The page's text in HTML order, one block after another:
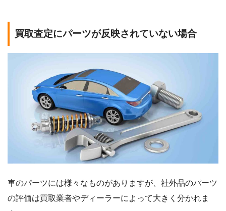
買取査定にパーツが反映されていない場合
車のパーツには様々なものがありますが、社外品のパーツ
の評価は買取業者やディーラーによって大きく分かれま